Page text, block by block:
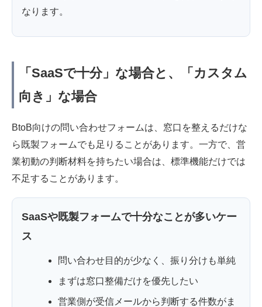
なります。
「SaaSで十分」な場合と、「カスタム
向き」な場合
BtoB向けの問い合わせフォームは、窓口を整えるだけな
ら既製フォームでも足りることがあります。一方で、営
業初動の判断材料を持ちたい場合は、標準機能だけでは
不足することがあります。
SaaSや既製フォームで十分なことが多いケー
ス
問い合わせ目的が少なく、振り分けも単純
まずは窓口整備だけを優先したい
営業側が受信メールから判断する件数がま